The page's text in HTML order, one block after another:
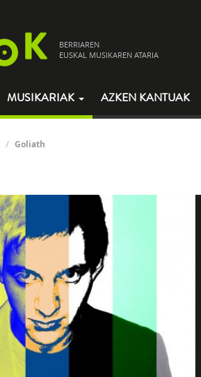
BERRIAREN
EUSKAL MUSIKAREN ATARIA
MUSIKARIAK AZKEN KANTUAK
Goliath